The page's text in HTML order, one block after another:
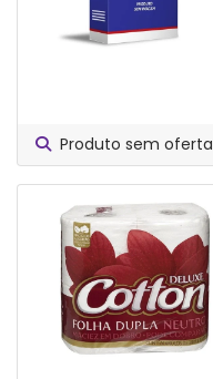
Produto sem oferta